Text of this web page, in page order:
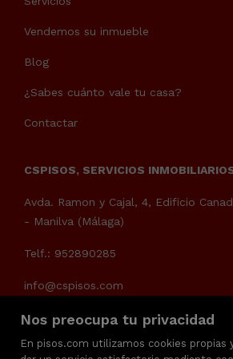
Nos preocupa tu privacidad
En pisos.com utilizamos cookies propias
Vendemos su inmueble
Blog
¿Sabes cuánto vale tu casa?
Contactar
CSPISOS, SERVICIOS
Avda. Ramon y Cajal, 4, Edificio
- Manilva (Málaga)
Telf.: 952890285
info@cspisos.com